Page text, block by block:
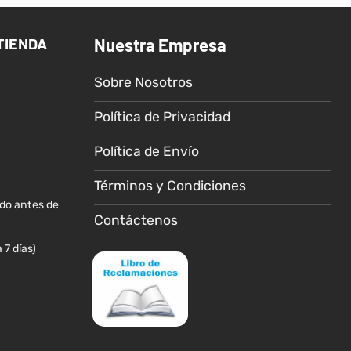
antes de
días)
Nuestra Empresa
Sobre Nosotros
Política de Privacidad
Política de Envío
Términos y Condiciones
Contáctenos